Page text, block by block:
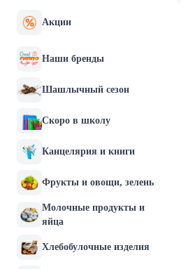
Акции
Наши бренды
Шашлычный сезон
Скоро в школу
Канцелярия и книги
Фрукты и овощи, зелень
Молочные продукты и
яйца
Хлебобулочные изделия